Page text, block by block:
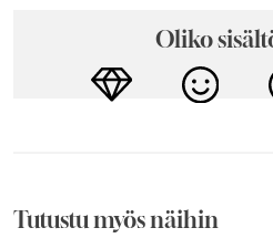
Oliko
Tutustu myös näihin